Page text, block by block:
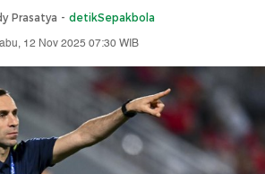
Prasatya - detikSepakbola
12 Nov 2025 07:30 WIB